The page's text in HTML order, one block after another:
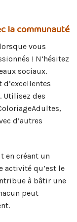
la communauté
vous
! N’hésitez
sociaux.
Utilisez des
d’autres
en créant un
activité qu’est le
à bâtir une
peut